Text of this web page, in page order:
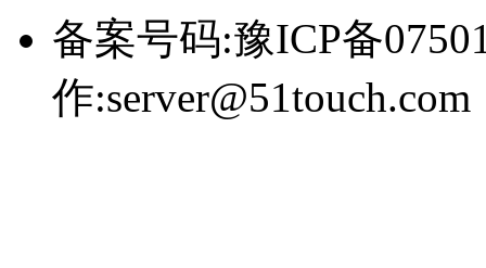
备案号码:豫ICP备
作:server@51touch.com